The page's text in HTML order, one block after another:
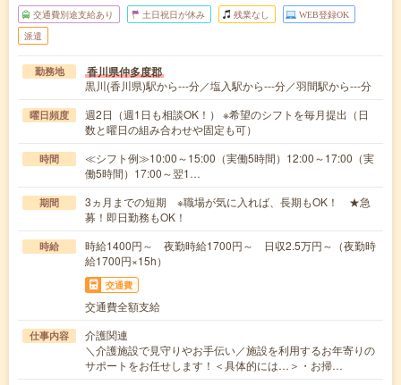
交通費別途支給あり 土日祝日が休み 残業なし WEB登録OK
派遣
勤務地 香川県仲多度郡
黒川(香川県)駅から---分／塩入駅から---分／羽間駅から---分
曜日頻度
週2日（週1日も相談OK！） ※希望のシフトを毎月提出（日
数と曜日の組み合わせや固定も可）
時間
≪シフト例≫10:00～15:00（実働5時間）12:00～17:00（実
働5時間）17:00～翌1…
期間
3ヵ月までの短期 ※職場が気に入れば、長期もOK！ ★急
募！即日勤務もOK！
時給
時給1400円～ 夜勤時給1700円～ 日収2.5万円～（夜勤時
給1700円×15h）
交通費
交通費全額支給
仕事内容
介護関連
＼介護施設で見守りやお手伝い／施設を利用するお年寄りの
サポートをお任せします！＜具体的には…＞・お掃…